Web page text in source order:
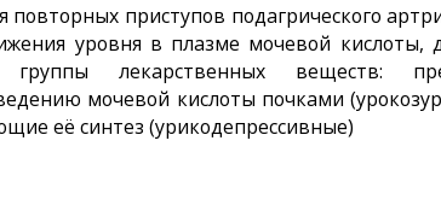
приступов подагрического
уровня в плазме мочевой кислоты,
лекарственных веществ:
мочевой кислоты почками
её синтез (урикодепрессив­ные)